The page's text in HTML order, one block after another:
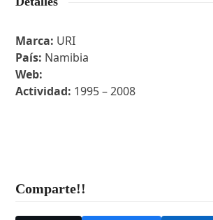
Marca: URI
País: Namibia
Web:
Actividad: 1995 – 2008
Comparte!!